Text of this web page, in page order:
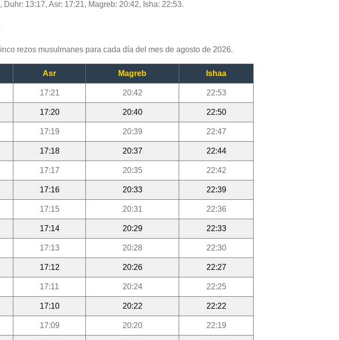
13:17, Asr: 17:21, Magreb: 20:42, Isha: 22:53.
rezos musulmanes para cada día del mes de agosto de 2026.
Asr Magreb Ishaa
17:21 20:42 22:53
17:20 20:40 22:50
17:19 20:39 22:47
17:18 20:37 22:44
17:17 20:35 22:42
17:16 20:33 22:39
17:15 20:31 22:36
17:14 20:29 22:33
17:13 20:28 22:30
17:12 20:26 22:27
17:11 20:24 22:25
17:10 20:22 22:22
17:09 20:20 22:19